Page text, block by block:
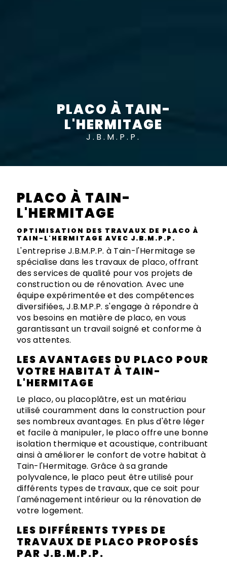
PLACO À TAIN-
L'HERMITAGE
J.B.M.P.P.
PLACO À TAIN-
L'HERMITAGE
OPTIMISATION DES TRAVAUX DE PLACO À
TAIN-L'HERMITAGE AVEC J.B.M.P.P.
L'entreprise J.B.M.P.P. à Tain-l'Hermitage se
spécialise dans les travaux de placo, offrant
des services de qualité pour vos projets de
construction ou de rénovation. Avec une
équipe expérimentée et des compétences
diversifiées, J.B.M.P.P. s'engage à répondre à
vos besoins en matière de placo, en vous
garantissant un travail soigné et conforme à
vos attentes.
LES AVANTAGES DU PLACO POUR
VOTRE HABITAT À TAIN-
L'HERMITAGE
Le placo, ou placoplâtre, est un matériau
utilisé couramment dans la construction pour
ses nombreux avantages. En plus d'être léger
et facile à manipuler, le placo offre une bonne
isolation thermique et acoustique, contribuant
ainsi à améliorer le confort de votre habitat à
Tain-l'Hermitage. Grâce à sa grande
polyvalence, le placo peut être utilisé pour
différents types de travaux, que ce soit pour
l'aménagement intérieur ou la rénovation de
votre logement.
LES DIFFÉRENTS TYPES DE
TRAVAUX DE PLACO PROPOSÉS
PAR J.B.M.P.P.